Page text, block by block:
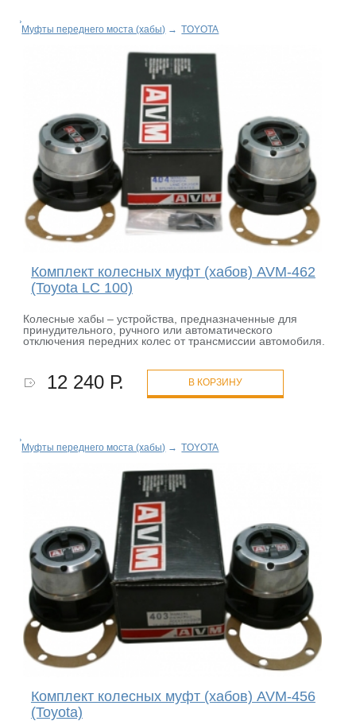
Муфты переднего моста (хабы) → TOYOTA
Комплект колесных муфт (хабов) AVM-462
(Toyota LC 100)
Колесные хабы – устройства, предназначенные для
принудительного, ручного или автоматического
отключения передних колес от трансмиссии автомобиля.
12 240 Р. В КОРЗИНУ
Муфты переднего моста (хабы) → TOYOTA
Комплект колесных муфт (хабов) AVM-456
(Toyota)